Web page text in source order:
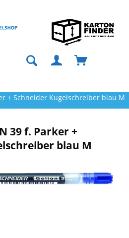
+ Schneider Kugelschreiber blau M
39 f. Parker +
blau M